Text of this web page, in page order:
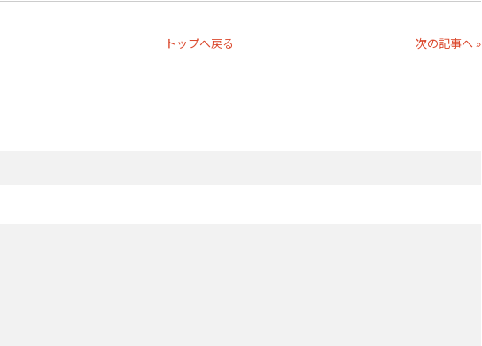
トップへ戻る 次の記事へ »